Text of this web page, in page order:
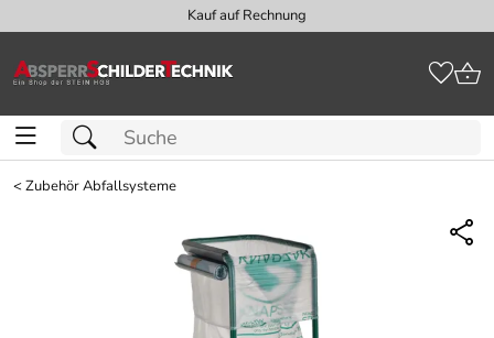
Kauf auf Rechnung
<Zubehör Abfallsysteme